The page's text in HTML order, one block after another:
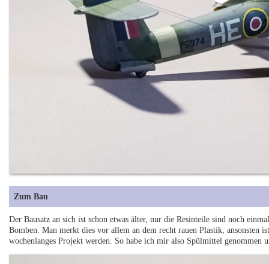
Zum Bau
Der Bausatz an sich ist schon etwas älter, nur die Resinteile sind noch
Bomben. Man merkt dies vor allem an dem recht rauen Plastik, ansonsten
wochenlanges Projekt werden. So habe ich mir also Spülmittel genommen